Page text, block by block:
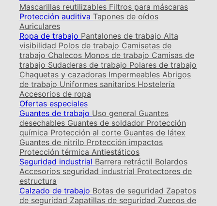
Mascarillas reutilizables Filtros para máscaras
Protección auditiva Tapones de oídos
Auriculares
Ropa de trabajo Pantalones de trabajo Alta
visibilidad Polos de trabajo Camisetas de
trabajo Chalecos Monos de trabajo Camisas de
trabajo Sudaderas de trabajo Polares de trabajo
Chaquetas y cazadoras Impermeables Abrigos
de trabajo Uniformes sanitarios Hostelería
Accesorios de ropa
Ofertas especiales
Guantes de trabajo Uso general Guantes
desechables Guantes de soldador Protección
química Protección al corte Guantes de látex
Guantes de nitrilo Protección impactos
Protección térmica Antiestáticos
Seguridad industrial Barrera retráctil Bolardos
Accesorios seguridad industrial Protectores de
estructura
Calzado de trabajo Botas de seguridad Zapatos
de seguridad Zapatillas de seguridad Zuecos de